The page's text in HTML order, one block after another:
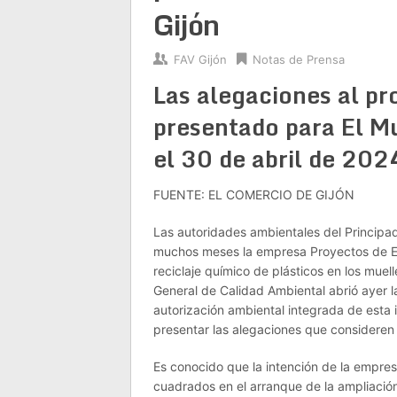
Gijón
FAV Gijón Notas de Prensa
Las alegaciones al
presentado para El
el 30 de abril de
FUENTE: EL COMERCIO DE GIJÓN
Las autoridades ambientales del
muchos meses la empresa Proyectos de
reciclaje químico de plásticos en los
General de Calidad Ambiental abrió
autorización ambiental integrada de
presentar las alegaciones que
Es conocido que la intención de la
cuadrados en el arranque de la